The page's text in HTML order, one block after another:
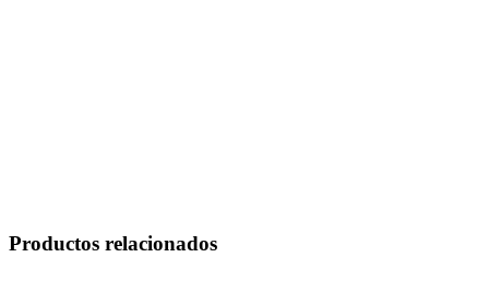
Productos relacionados